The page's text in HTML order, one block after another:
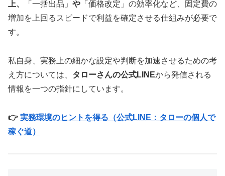
上、
「一括出品」 や 「価格改定」の効率化など、固定費の
増加を上回るスピードで利益を確定させる仕組みが必要で
す。
私自身、実務上の細かな設定や判断を加速させるための考
え方については、 タローさんの公式LINEから発信される
情報を一つの指針にしています。
👉 実務環境のヒントを得る（公式LINE：タローの個人で
稼ぐ道）